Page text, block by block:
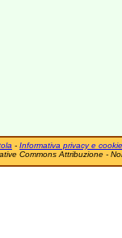
- Informativa privacy e cookie
Commons Attribuzione -